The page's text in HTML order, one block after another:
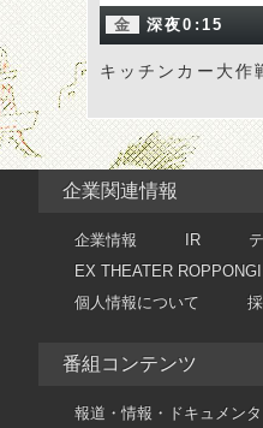
金 深夜0:15
キッチンカー大作
企業関連情報
企業情報 IR
EX THEATER ROPPONGI
個人情報について
番組コンテンツ
報道・情報・ドキュメン